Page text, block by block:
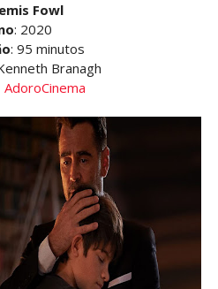
Fowl
: 2020
: 95 minutos
Branagh
AdoroCinema